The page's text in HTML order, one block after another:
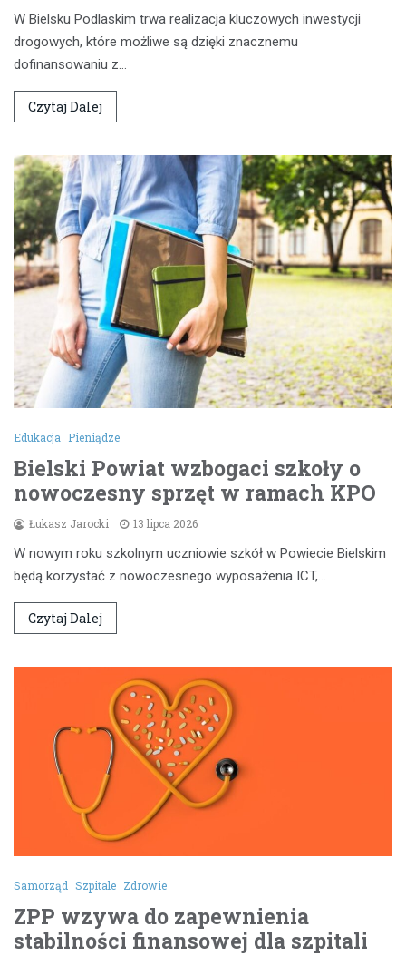
W Bielsku Podlaskim trwa realizacja kluczowych inwestycji
drogowych, które możliwe są dzięki znacznemu
dofinansowaniu z…
Czytaj Dalej
Edukacja Pieniądze
Bielski Powiat wzbogaci szkoły o
nowoczesny sprzęt w ramach KPO
Łukasz Jarocki 13 lipca 2026
W nowym roku szkolnym uczniowie szkół w Powiecie Bielskim
będą korzystać z nowoczesnego wyposażenia ICT,…
Czytaj Dalej
Samorząd Szpitale Zdrowie
ZPP wzywa do zapewnienia
stabilności finansowej dla szpitali